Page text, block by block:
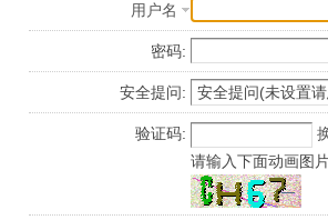
用户名
密码:
安全提问:
验证码:
请输入下面动画图